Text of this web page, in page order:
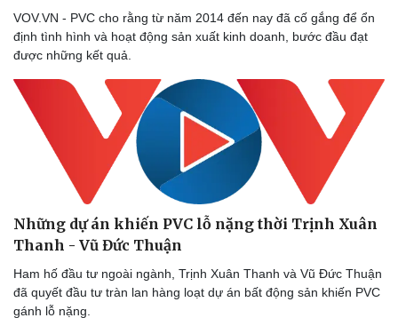
VOV.VN - PVC cho rằng từ năm 2014 đến nay đã cố gắng để ổn
định tình hình và hoạt động sản xuất kinh doanh, bước đầu đạt
được những kết quả.
Những dự án khiến PVC lỗ nặng thời Trịnh Xuân
Thanh - Vũ Đức Thuận
Ham hố đầu tư ngoài ngành, Trịnh Xuân Thanh và Vũ Đức Thuận
đã quyết đầu tư tràn lan hàng loạt dự án bất động sản khiến PVC
gánh lỗ nặng.